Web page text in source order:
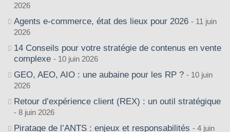
2026
Agents e-commerce, état des lieux pour 2026
11 juin
2026
14 Conseils pour votre stratégie de contenus en vente
complexe
10 juin 2026
GEO, AEO, AIO : une aubaine pour les RP ?
10 juin
2026
Retour d’expérience client (REX) : un outil stratégique
8 juin 2026
Piratage de l’ANTS : enjeux et responsabilités
4 juin